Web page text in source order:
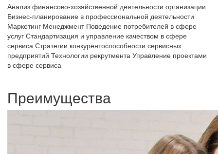
Анализ финансово-хозяйственной деятельности организации
Бизнес-планирование в профессиональной деятельности
Маркетинг Менеджмент Поведение потребителей в сфере
услуг Стандартизация и управление качеством в сфере
сервиса Стратегии конкурентоспособности сервисных
предприятий Технологии рекрутмента Управление проектами
в сфере сервиса
Преимущества